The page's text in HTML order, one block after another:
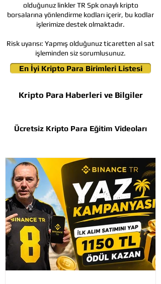
Ücretsiz Kripto Para Eğitim Videoları
Kripto Para Haberleri ve Bilgiler
En İyi Kripto Para Birimleri Listesi
olduğunuz linkler TR Spk onaylı kripto
borsalarına yönlendirme kodları içerir, bu kodlar
işlerimize destek olmaktadır.
Risk uyarısı: Yapmış olduğunuz ticaretten al sat
işleminden siz sorumlusunuz.